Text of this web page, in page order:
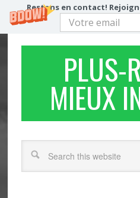
Restons en contact!
PLUS-
MIEUX